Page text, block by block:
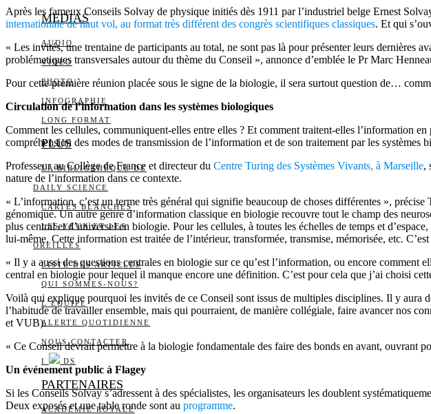
MEDIAS
AUDIO
VIDÉO
PHOTO
INFOGRAPHIE
LONG FORMAT
PLUS
LA BIBLIOTHÈQUE DE
DAILY SCIENCE
CARTES BLANCHES
LES YEUX ET LES
OREILLES
LISTE DES ARTICLES
QUI SOMMES-NOUS?
L’ÉQUIPE
ALERTE QUOTIDIENNE
NOUS CONTACTER
I DS
PARTENAIRES
ACADÉMIE ROYALE
Après les fameux Conseils Solvay de physique initiés dès 1911 par l’industriel belge Ernest
internationale de haut vol, au format très différent des congrès scientifiques classiques. Et qui
« Les invités, une trentaine de participants au total, ne sont pas là pour présenter leurs dernières
problématiques transversales autour du thème du Conseil », annonce d’emblée le Pr Marc
Pour cette première réunion placée sous le signe de la biologie, il sera surtout question de…
Circulation de l’information dans les systèmes biologiques
Comment les cellules, communiquent-elles entre elles ? Et comment traitent-elles l’information
compréhension des modes de transmission de l’information et de son traitement par les
Professeur au Collège de France et directeur du Centre Turing des Systèmes Vivants, à Marseille,
nature de l’information dans ce contexte.
« L’information, c’est un terme très général qui signifie beaucoup de choses différentes »,
génomique. Un autre genre d’information classique en biologie recouvre tout le champ des
plus central et d’universel en biologie. Pour les cellules, à toutes les échelles de temps et
lui-même. Cette information est traitée de l’intérieur, transformée, transmise, mémorisée, etc.
« Il y a aussi des questions centrales en biologie sur ce qu’est l’information, ou encore
central en biologie pour lequel il manque encore une définition. C’est pour cela que j’ai choisi
Voilà qui explique pourquoi les invités de ce Conseil sont issus de multiples disciplines. Il y aura
l’habitude de travailler ensemble, mais qui pourraient, de manière collégiale, faire avancer nos
et VUB).
« Ce Conseil devrait permettre à la biologie fondamentale des faire des bonds en avant, ouvrant
Un événement public à Flagey
Si les Conseils Solvay s’adressent à des spécialistes, les organisateurs les doublent
Deux exposés et une table ronde sont au programme.